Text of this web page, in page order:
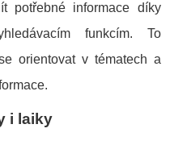
potřebné informace díky
funkcím. To
orientovat v tématech a
i laiky